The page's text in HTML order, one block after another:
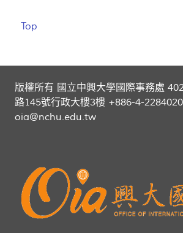
Top
版權所有 國立中興大學國際事務處
路145號行政大樓3樓 +886-4-
oia@nchu.edu.tw